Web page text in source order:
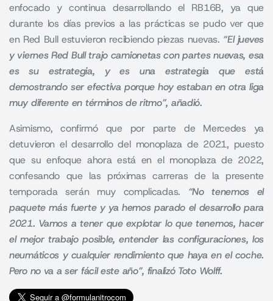
enfocado y continua desarrollando el RB16B, ya que
durante los días previos a las prácticas se pudo ver que
en Red Bull estuvieron recibiendo piezas nuevas. “El jueves
y viernes Red Bull trajo camionetas conpartes nuevas, esa
es su estrategia, y es una estrategia que está
demostrando ser efectiva porque hoy estaban en otra liga
muy diferente en términos de ritmo”, añadió.
Asimismo, confirmó que por parte de Mercedes ya
detuvieron el desarrollo del monoplaza de 2021, puesto
que su enfoque ahora está en el monoplaza de 2022,
confesando que las próximas carreras de la presente
temporada serán muy complicadas. “No tenemos el
paquete más fuerte y ya hemos parado el desarrollo para
2021. Vamos a tener que explotar lo que tenemos, hacer
el mejor trabajo posible, entender las configuraciones, los
neumáticos y cualquier rendimiento que haya en el coche.
Pero no va a ser fácil este año”, finalizó Toto Wolff.